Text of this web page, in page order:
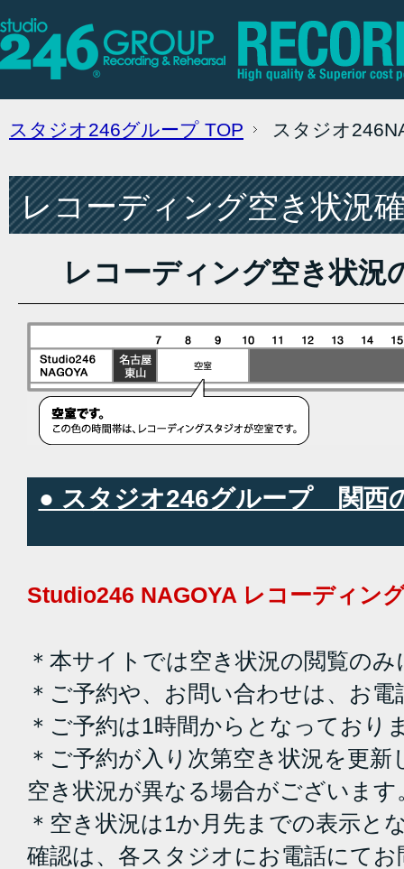
スタジオ246グループ TOP スタジオ
レコーディング空き状況
レコーディング空き状況
● スタジオ246グループ 関西
Studio246 NAGOYA レコーディン
＊本サイトでは空き状況の閲覧の
＊ご予約や、お問い合わせは、お
＊ご予約は1時間からとなっており
＊ご予約が入り次第空き状況を更
空き状況が異なる場合がございます
＊空き状況は1か月先までの表示と
確認は、各スタジオにお電話にて